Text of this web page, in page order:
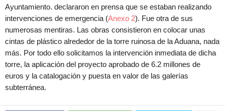
Ayuntamiento. declararon en prensa que se estaban realizando
intervenciones de emergencia (Anexo 2). Fue otra de sus
numerosas mentiras. Las obras consistieron en colocar unas
cintas de plástico alrededor de la torre ruinosa de la Aduana, nada
más. Por todo ello solicitamos la intervención inmediata de dicha
torre, la aplicación del proyecto aprobado de 6.2 millones de
euros y la catalogación y puesta en valor de las galerías
subterránea.